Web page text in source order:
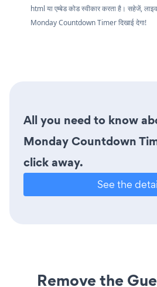
html या एम्बेड कोड स्वीकार करता है। सहेजें,
Monday Countdown Timer दिखाई देगा!
All you need to know
Monday Countdown
click away.
See the
Remove the